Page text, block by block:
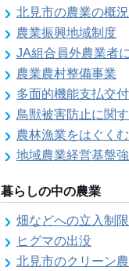
北見市の農業の概況
農業振興地域制度
JA組合員外農業者に係
農業農村整備事業
多面的機能支払交
鳥獣被害防止に関
農林漁業をはぐく
地域農業経営基盤強化促進計画（地
暮らしの中の農業
畑などへの立入制
ヒグマの出没
北見市のクリーン